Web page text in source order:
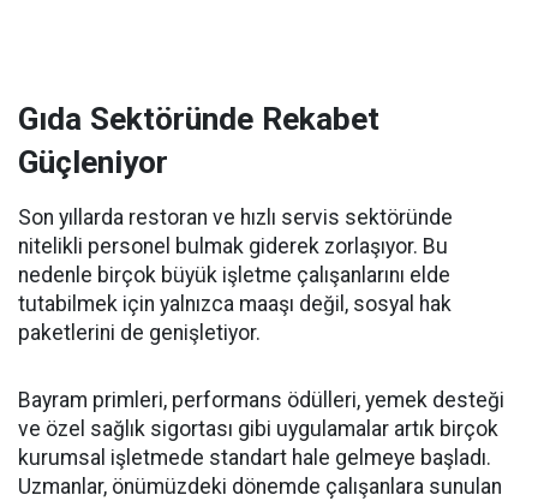
Gıda Sektöründe Rekabet
Güçleniyor
Son yıllarda restoran ve hızlı servis sektöründe
nitelikli personel bulmak giderek zorlaşıyor. Bu
nedenle birçok büyük işletme çalışanlarını elde
tutabilmek için yalnızca maaşı değil, sosyal hak
paketlerini de genişletiyor.
Bayram primleri, performans ödülleri, yemek desteği
ve özel sağlık sigortası gibi uygulamalar artık birçok
kurumsal işletmede standart hale gelmeye başladı.
Uzmanlar, önümüzdeki dönemde çalışanlara sunulan